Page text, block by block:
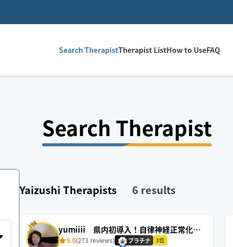
Search TherapistTherapist ListHow to UseFAQ
Search Therapist
Yaizushi Therapists 6 results
yumiiii 県内初導入！自律神経正常化施
術5.0(273 reviews) プラチナ 1位